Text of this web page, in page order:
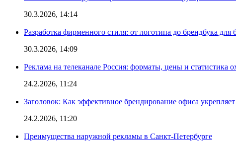
30.3.2026, 14:14
Разработка фирменного стиля: от логотипа до брендбука для
30.3.2026, 14:09
Реклама на телеканале Россия: форматы, цены и статистика
24.2.2026, 11:24
Заголовок: Как эффективное брендирование офиса
24.2.2026, 11:20
Преимущества наружной рекламы в Санкт-Петербурге